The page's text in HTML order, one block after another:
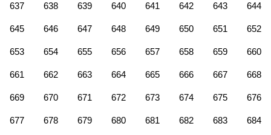
637 638 639 640 641 642 643 644
645 646 647 648 649 650 651 652
653 654 655 656 657 658 659 660
661 662 663 664 665 666 667 668
669 670 671 672 673 674 675 676
677 678 679 680 681 682 683 684